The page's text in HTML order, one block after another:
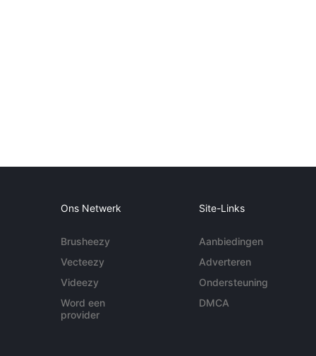
Ons Netwerk
Brusheezy
Vecteezy
Videezy
Word een
provider
Site-Links
Aanbiedingen
Adverteren
Ondersteuning
DMCA